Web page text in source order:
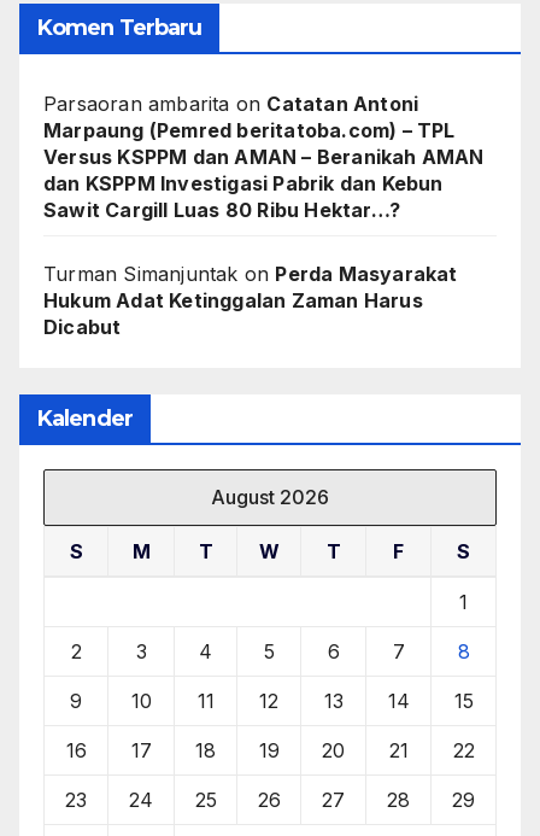
Komen Terbaru
Parsaoran ambarita on Catatan Antoni
Marpaung (Pemred beritatoba.com) – TPL
Versus KSPPM dan AMAN – Beranikah AMAN
dan KSPPM Investigasi Pabrik dan Kebun
Sawit Cargill Luas 80 Ribu Hektar…?
Turman Simanjuntak on Perda Masyarakat
Hukum Adat Ketinggalan Zaman Harus
Dicabut
Kalender
August 2026
S M T W T F S
1
2 3 4 5 6 7 8
9 10 11 12 13 14 15
16 17 18 19 20 21 22
23 24 25 26 27 28 29